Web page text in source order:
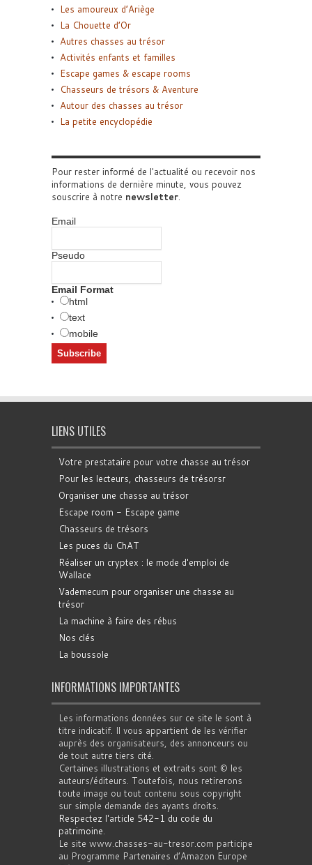
Les amoureux d’Ariège
La Chouette d’Or
Autres chasses au trésor
Activités enfants et familles
Escape games & escape rooms
Chasseurs de trésors & Aventure
Autour des chasses au trésor
La petite encyclopédie
Pour rester informé de l'actualité ou recevoir nos
informations de dernière minute, vous pouvez
souscrire à notre newsletter.
Email
Pseudo
Email Format
html
text
mobile
LIENS UTILES
Votre prestataire pour votre chasse au trésor
Pour les lecteurs, chasseurs de trésorsr
Organiser une chasse au trésor
Escape room - Escape game
Chasseurs de trésors
Les puces du ChAT
Réaliser un cryptex : le mode d'emploi de
Wallace
Vademecum pour organiser une chasse au
trésor
La machine à faire des rébus
Nos clés
La boussole
INFORMATIONS IMPORTANTES
Les informations données sur ce site le sont à
titre indicatif. Il vous appartient de les vérifier
auprès des organisateurs, des annonceurs ou
de tout autre tiers cité.
Certaines illustrations et extraits sont © les
auteurs/éditeurs. Toutefois, nous retirerons
toute image ou tout contenu sous copyright
sur simple demande des ayants droits.
Respectez l'article 542-1 du code du
patrimoine.
Le site www.chasses-au-tresor.com participe
au Programme Partenaires d’Amazon Europe